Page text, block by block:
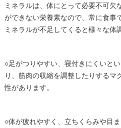
ミネラルは、体にとって必要不可欠
ができない栄養素なので、常に食事
ミネラルが不足してくると様々な体
○足がつりやすい、寝付きにくいと
り、筋肉の収縮を調整したりする
性があります。
○体が疲れやすく、立ちくらみや目